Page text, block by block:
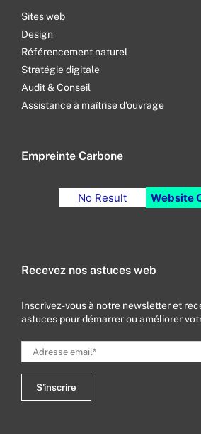
Sites web
Design
Référencement naturel
Stratégie digitale
Audit & Conseil
Assistance à maîtrise d’ouvrage
Empreinte Carbone
No Result Website
Recevez nos astuces web
Inscrivez-vous à notre newsletter et
astuces pour démarrer ou améliorer